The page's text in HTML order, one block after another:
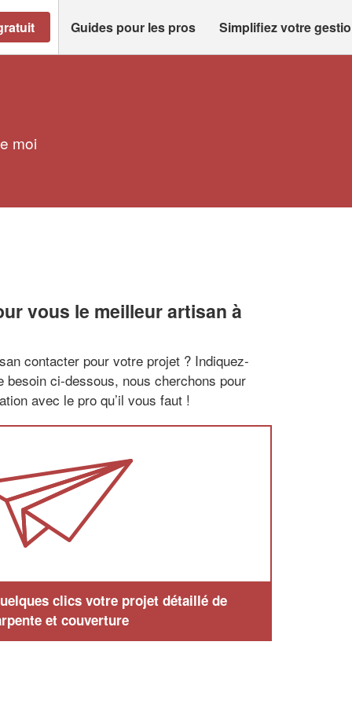
Guides pour les pros Simplifiez votre
moi
vous le meilleur artisan à
contacter pour votre projet ? Indiquez-
besoin ci-dessous, nous cherchons pour
avec le pro qu’il vous faut !
clics votre projet détaillé de
et couverture